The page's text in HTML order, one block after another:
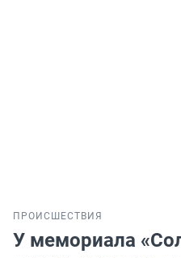
ПРОИСШЕСТВИЯ
У мемориала